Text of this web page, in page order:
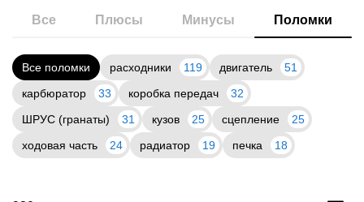
Все Плюсы Минусы Поломки
Все поломки расходники 119 двигатель
51
карбюратор
33 коробка передач
32
ШРУС (гранаты)
31 кузов 25 сцепление
25
ходовая часть
24 радиатор 19 печка 18